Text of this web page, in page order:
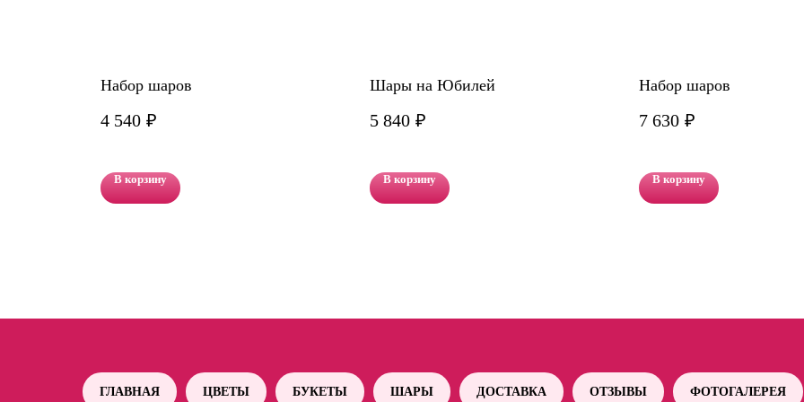
Набор шаров
4 540 ₽
В корзину
Шары на Юбилей
5 840 ₽
В корзину
Набор шаров
7 630 ₽
В корзину
ГЛАВНАЯ ЦВЕТЫ БУКЕТЫ ШАРЫ ДОСТАВКА ОТЗЫВЫ ФОТОГАЛЕРЕЯ